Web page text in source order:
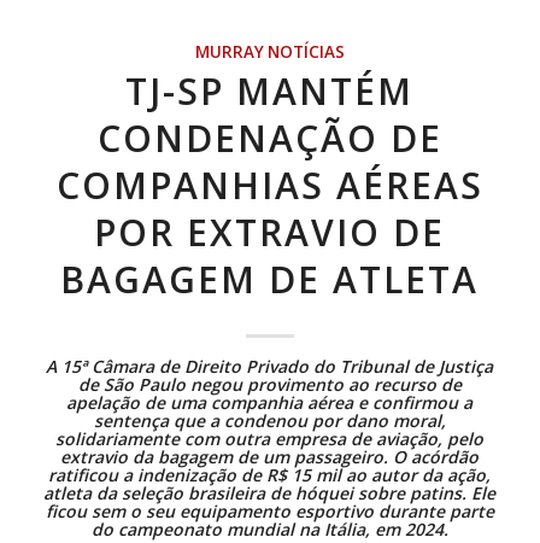
MURRAY NOTÍCIAS
TJ-SP MANTÉM
CONDENAÇÃO DE
COMPANHIAS AÉREAS
POR EXTRAVIO DE
BAGAGEM DE ATLETA
A 15ª Câmara de Direito Privado do Tribunal de Justiça
de São Paulonegou provimento ao recurso de
apelação de uma companhia aérea e confirmou a
sentença que a condenou por dano moral,
solidariamente com outra empresa de aviação, pelo
extravio da bagagem de um passageiro. O acórdão
ratificou a indenização de R$ 15 mil ao autor da ação,
atleta da seleção brasileira de hóquei sobre patins. Ele
ficou sem o seu equipamento esportivo durante parte
do campeonato mundial na Itália, em 2024.